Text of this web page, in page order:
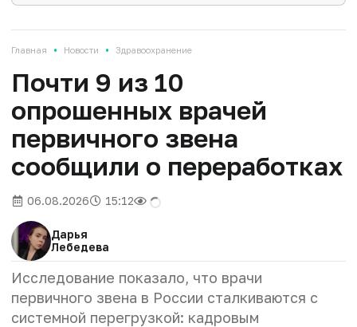
Главная • Новости • Здравоохранение
Почти 9 из 10
опрошенных врачей
первичного звена
сообщили о переработках
06.08.2026 15:12
Дарья
Лебедева
Исследование показало, что врачи
первичного звена в России сталкиваются с
системной перегрузкой: кадровым